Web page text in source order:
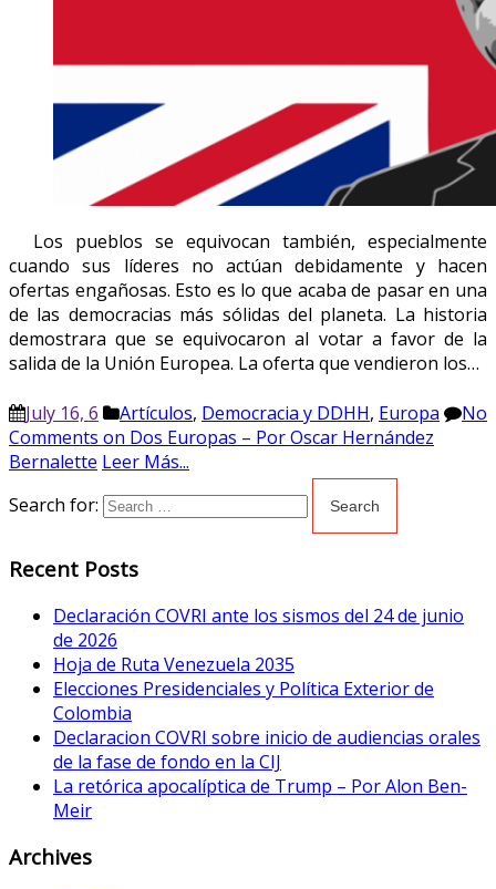
Los pueblos se equivocan también, especialmente
cuando sus líderes no actúan debidamente y hacen
ofertas engañosas. Esto es lo que acaba de pasar en una
de las democracias más sólidas del planeta. La historia
demostrara que se equivocaron al votar a favor de la
salida de la Unión Europea. La oferta que vendieron los…
July 16, 6 Artículos, Democracia y DDHH, Europa
No
Comments on Dos Europas – Por Oscar Hernández
Bernalette Leer Más...
Search for:
Recent Posts
Declaración COVRI ante los sismos del 24 de junio
de 2026
Hoja de Ruta Venezuela 2035
Elecciones Presidenciales y Política Exterior de
Colombia
Declaracion COVRI sobre inicio de audiencias orales
de la fase de fondo en la CIJ
La retórica apocalíptica de Trump – Por Alon Ben-
Meir
Archives